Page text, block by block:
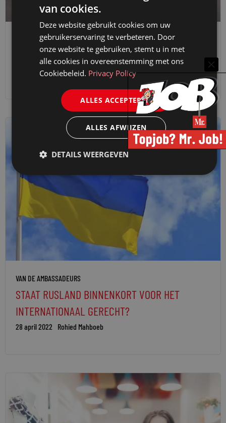
VAN DE AMBASSADEURS
RECHTER, IK WRAAK U!
30 juni 2022 Rohied Mahboeb
VAN DE AMBASSADEURS
STAAT RUSLAND BINNENKORT VOOR HET
INTERNATIONAAL GERECHT?
28 april 2022 Rohied Mahboeb
van cookies.
Deze website gebruikt cookies om uw
gebruikerservaring te verbeteren. Door
onze website te gebruiken, stemt u in met
alle cookies in overeenstemming met ons
Cookiebeleid. Privacy Policy
ALLES ACCEPTEREN
ALLES AFWIJZEN
DETAILS WEERGEVEN